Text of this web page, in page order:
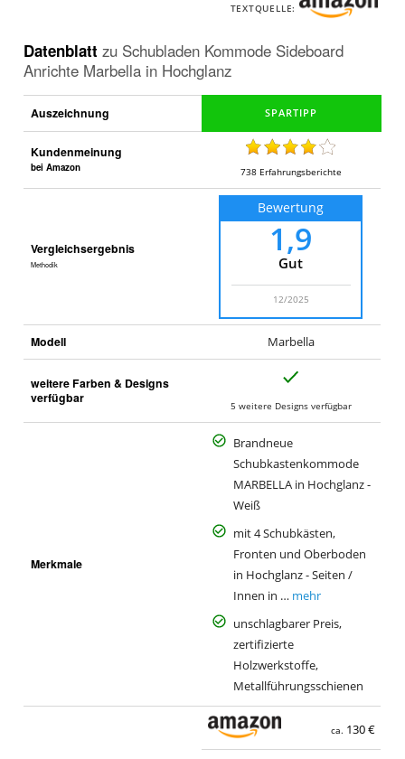
TEXTQUELLE:
Datenblatt zu Schubladen Kommode Sideboard
Anrichte Marbella in Hochglanz
Auszeichnung
Kundenmeinung
bei Amazon 738 Erfahrungsberichte
Vergleichsergebnis
Methodik
Bewertung
1,9
Gut
12/2025
Modell Marbella
weitere Farben & Designs
verfügbar
5 weitere Designs verfügbar
Merkmale
Brandneue
Schubkastenkommode
MARBELLA in Hochglanz -
Weiß
mit 4 Schubkästen,
Fronten und Oberboden
in Hochglanz - Seiten /
Innen in … mehr
unschlagbarer Preis,
zertifizierte
Holzwerkstoffe,
Metallführungsschienen
ca. 130 €